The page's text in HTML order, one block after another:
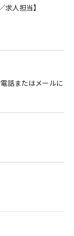
人担当】
話またはメールに